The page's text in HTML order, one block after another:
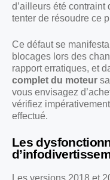
d’ailleurs été
tenter de résoudre ce
Ce défaut se
blocages lors des
rapport erratiques, et
complet du moteur
vous envisagez
vérifiez
effectué.
Les
Les versions 2018 et